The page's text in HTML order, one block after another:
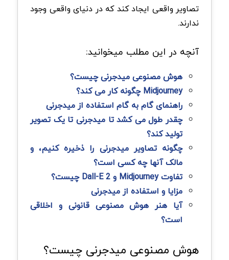
تصاویر واقعی ایجاد کند که در دنیای واقعی وجود
ندارند.
آنچه در این مطلب میخوانید:
هوش مصنوعی میدجرنی چیست؟
Midjourney چگونه کار می کند؟
راهنمای گام به گام استفاده از میدجرنی
چقدر طول می کشد تا میدجرنی تا یک تصویر
تولید کند؟
چگونه تصاویر میدجرنی را ذخیره کنیم، و
مالک آنها چه کسی است؟
تفاوت Midjourney و Dall-E 2 چیست؟
مزایا و استفاده از میدجرنی
آیا هنر هوش مصنوعی قانونی و اخلاقی
است؟
هوش مصنوعی میدجرنی چیست؟